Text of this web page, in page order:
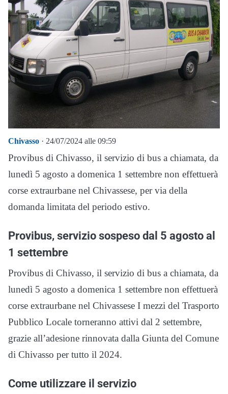
Chivasso · 24/07/2024 alle 09:59
Provibus di Chivasso, il servizio di bus a chiamata, da
lunedì 5 agosto a domenica 1 settembre non effettuerà
corse extraurbane nel Chivassese, per via della
domanda limitata del periodo estivo.
Provibus, servizio sospeso dal 5 agosto al
1 settembre
Provibus di Chivasso, il servizio di bus a chiamata, da
lunedì 5 agosto a domenica 1 settembre non effettuerà
corse extraurbane nel Chivassese I mezzi del Trasporto
Pubblico Locale torneranno attivi dal 2 settembre,
grazie all’adesione rinnovata dalla Giunta del Comune
di Chivasso per tutto il 2024.
Come utilizzare il servizio